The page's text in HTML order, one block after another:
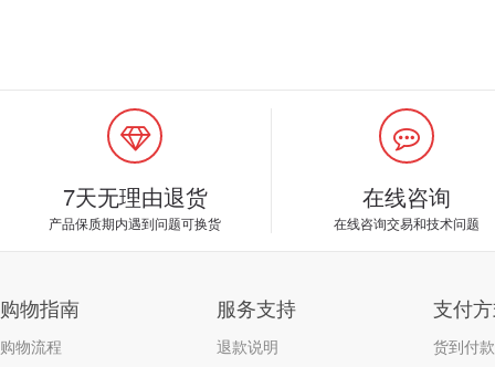
7天无理由退货
产品保质期内遇到问题可换货
在线咨询
在线咨询交易和技术问题
购物指南
购物流程
服务支持
退款说明
支付
货到付款